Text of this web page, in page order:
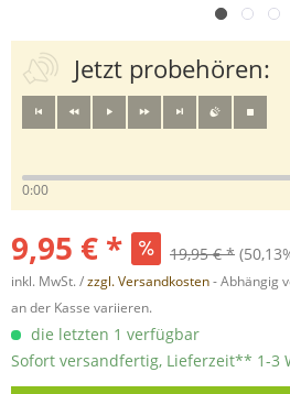
Jetzt probehören:
0:00
9,95 € * 19,95 € *
inkl. MwSt. /zzgl. Versandkosten- Abhängig
an der Kasse variieren.
die letzten 1 verfügbar
Sofort versandfertig, Lieferzeit** 1-3